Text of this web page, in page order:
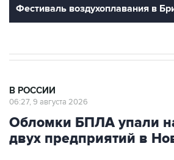
Обломки БПЛА упали на
двух предприятий в
Москва. 9 августа.